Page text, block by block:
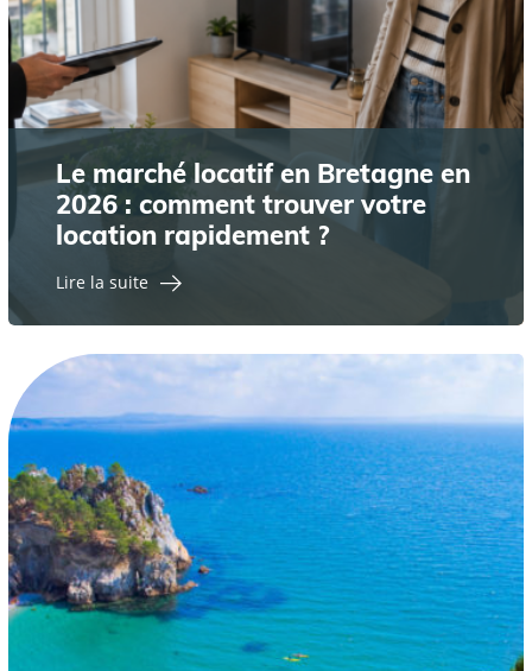
Le marché locatif en Bretagne en
2026 : comment trouver votre
location rapidement ?
Lire la suite